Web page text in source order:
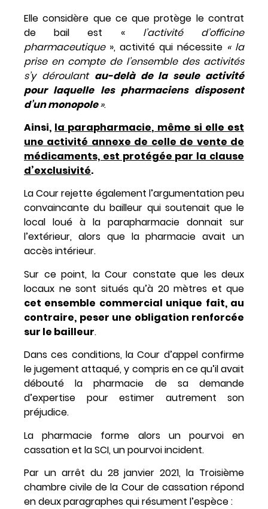
Elle considère que ce que protège le contrat
de bail est « l’activité d’officine
pharmaceutique», activité qui nécessite « la
prise en compte de l’ensemble des activités
s’y déroulant au-delà de la seule activité
pour laquelle les pharmaciens disposent
d’un monopole».
Ainsi, la parapharmacie, même si elle est
une activité annexe de celle de vente de
médicaments, est protégée par la clause
d’exclusivité.
La Cour rejette également l’argumentation peu
convaincante du bailleur qui soutenait que le
local loué à la parapharmacie donnait sur
l’extérieur, alors que la pharmacie avait un
accès intérieur.
Sur ce point, la Cour constate que les deux
locaux ne sont situés qu’à 20 mètres et que
cet ensemble commercial unique fait, au
contraire, peser une obligation renforcée
sur le bailleur.
Dans ces conditions, la Cour d’appel confirme
le jugement attaqué, y compris en ce qu’il avait
débouté la pharmacie de sa demande
d’expertise pour estimer autrement son
préjudice.
La pharmacie forme alors un pourvoi en
cassation et la SCI, un pourvoi incident.
Par un arrêt du 28 janvier 2021, la Troisième
chambre civile de la Cour de cassation répond
en deux paragraphes qui résument l’espèce :